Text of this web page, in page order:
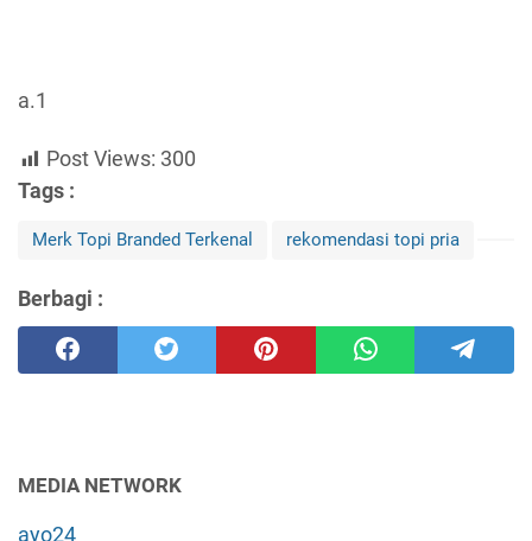
a.1
Post Views: 300
Tags :
Merk Topi Branded Terkenal rekomendasi topi pria
Berbagi :
MEDIA NETWORK
ayo24